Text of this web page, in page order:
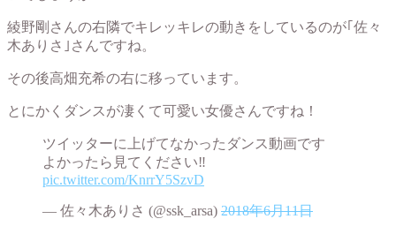
綾野剛さんの右隣でキレッキレの動きをしているのが｢佐々
木ありさ｣さんですね。
その後高畑充希の右に移っています。
とにかくダンスが凄くて可愛い女優さんですね！
ツイッターに上げてなかったダンス動画です
よかったら見てください‼︎
pic.twitter.com/KnrrY5SzvD
— 佐々木ありさ (@ssk_arsa) 2018年6月11日